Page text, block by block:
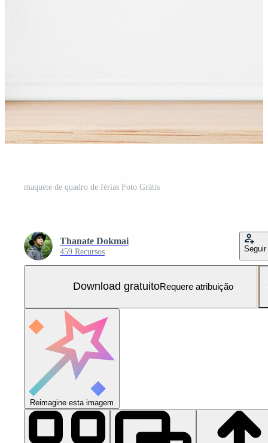
maquete de quadro de férias Foto Grátis
Thanate Dokmai
459 Recursos Seguir
Download gratuitoRequere atribuição
Reimagine esta imagem